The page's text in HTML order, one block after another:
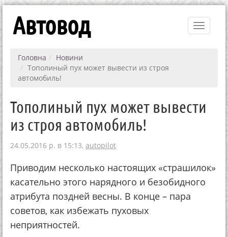
Toggle
Автовод
Головна
Новини
Тополиный пух может вывести из строя
автомобиль!
Тополиный пух может вывести
из строя автомобиль!
24.05.2016 р. в 15:13, autopilot
Приводим несколько настоящих «страшилок»
касательно этого нарядного и безобидного
атрибута поздней весны. В конце – пара
советов, как избежать пуховых
неприятностей.